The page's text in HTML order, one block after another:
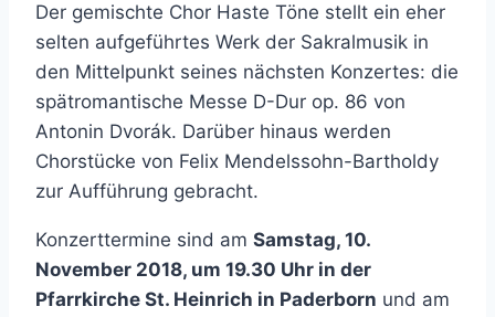
Der gemischte Chor Haste Töne stellt ein eher
selten aufgeführtes Werk der Sakralmusik in
den Mittelpunkt seines nächsten Konzertes: die
spätromantische Messe D-Dur op. 86 von
Antonin Dvorák. Darüber hinaus werden
Chorstücke von Felix Mendelssohn-Bartholdy
zur Aufführung gebracht.
Konzerttermine sind am Samstag, 10.
November 2018, um 19.30 Uhr in der
Pfarrkirche St. Heinrich in Paderborn und am